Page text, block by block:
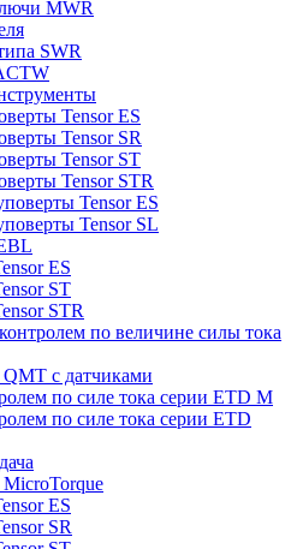
MWR
SWR
Tensor ES
Tensor SR
Tensor ST
Tensor STR
Tensor ES
Tensor SL
ES
ST
STR
по величине силы тока
с датчиками
по силе тока серии ETD M
по силе тока серии ETD
MicroTorque
ES
SR